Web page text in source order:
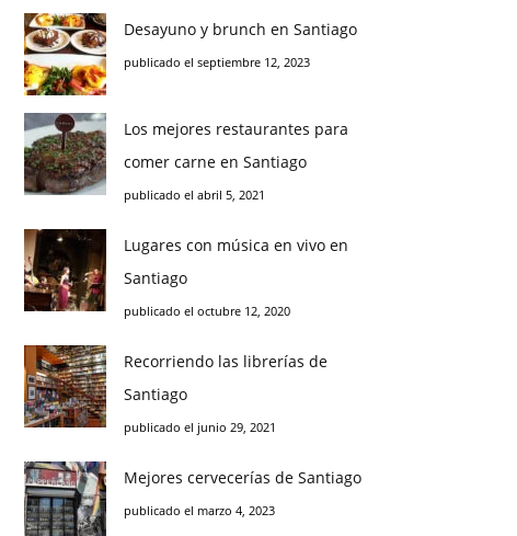
Desayuno y brunch en Santiago
publicado el septiembre 12, 2023
Los mejores restaurantes para
comer carne en Santiago
publicado el abril 5, 2021
Lugares con música en vivo en
Santiago
publicado el octubre 12, 2020
Recorriendo las librerías de
Santiago
publicado el junio 29, 2021
Mejores cervecerías de Santiago
publicado el marzo 4, 2023